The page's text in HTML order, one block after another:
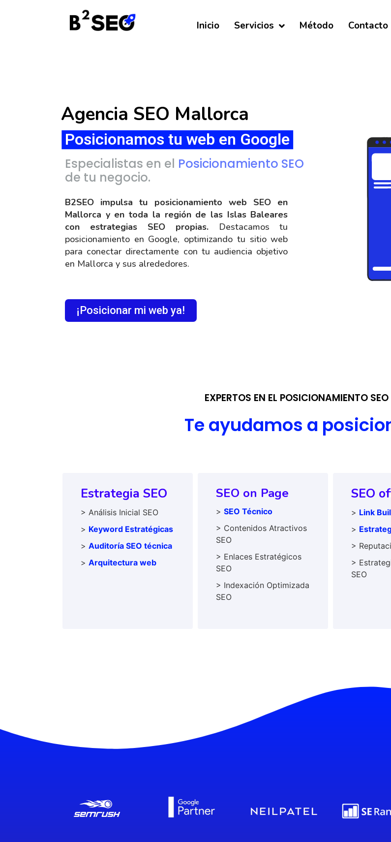
Inicio Servicios Método Contacto
Agencia SEO Mallorca
Posicionamos tu web en Google
Especialistas en el Posicionamiento SEO
de tu negocio.
B2SEO impulsa tu posicionamiento web SEO en
Mallorca y en toda la región de las Islas Baleares
con estrategias SEO propias.Destacamos tu
posicionamiento en Google, optimizando tu sitio web
para conectar directamente con tu audiencia objetivo
en Mallorca y sus alrededores.
¡Posicionar mi web ya!
EXPERTOS EN EL POSICIONAMIENTO
Te ayudamos a
Estrategia SEO
> Análisis Inicial SEO
> Keyword Estratégicas
> Auditoría SEO técnica
> Arquitectura web
SEO on Page
> SEO Técnico
> Contenidos Atractivos
SEO
> Enlaces Estratégicos
SEO
> Indexación Optimizada
SEO
SEO
> Link
>
>
>
SEO